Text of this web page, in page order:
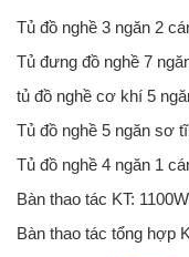
Tủ đồ nghề 3 ngăn 2
Tủ đưng đồ nghề 7
tủ đồ nghề cơ khí 5
Tủ đồ nghề 5 ngăn sơ
Tủ đồ nghề 4 ngăn 1
Bàn thao tác KT:
Bàn thao tác tổng hợp